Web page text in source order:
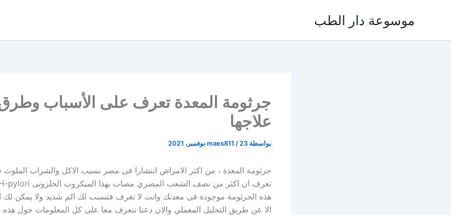
موسوعة دار الطب
جرثومة المعدة تعرف على الأسباب
علاجها
بواسطة maes811 / 23 نوفمبر، 2021
جرثومة المعدة ، من اكثر الامراض انتشارا فى مصر بسبب الاكل والشراب
هذه الجرثومة موجودة فى معدتك وانت لا تعرف فتسبب لك الم شديد ولا يمكن لك
الا عن طريق التحليل المعملي والان دعنا نتعرف معا على كل المعلومات حول هذه